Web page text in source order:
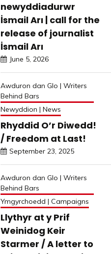
newyddiadurwr
İsmail Arı | call for the
release of journalist
İsmail Arı
June 5, 2026
Awduron dan Glo | Writers
Behind Bars
Newyddion | News
Rhyddid O’r Diwedd!
/ Freedom at Last!
September 23, 2025
Awduron dan Glo | Writers
Behind Bars
Ymgyrchoedd | Campaigns
Llythyr at y Prif
Weinidog Keir
Starmer / A letter to